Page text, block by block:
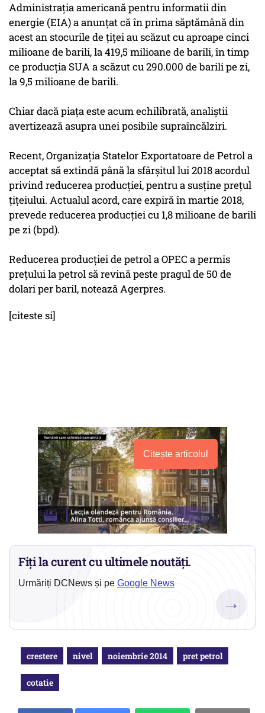
Administraţia americană pentru informatii din
energie (EIA) a anunţat că în prima săptămână din
acest an stocurile de ţiţei au scăzut cu aproape cinci
milioane de barili, la 419,5 milioane de barili, în timp
ce producţia SUA a scăzut cu 290.000 de barili pe zi,
la 9,5 milioane de barili.
Chiar dacă piaţa este acum echilibrată, analiştii
avertizează asupra unei posibile supraîncălziri.
Recent, Organizaţia Statelor Exportatoare de Petrol a
acceptat să extindă până la sfârşitul lui 2018 acordul
privind reducerea producţiei, pentru a susţine preţul
ţiţeiului. Actualul acord, care expiră în martie 2018,
prevede reducerea producţiei cu 1,8 milioane de barili
pe zi (bpd).
Reducerea producţiei de petrol a OPEC a permis
preţului la petrol să revină peste pragul de 50 de
dolari per baril, notează Agerpres.
[citeste si]
Citește articolul
Fiți la curent cu ultimele noutăți.
Urmăriți DCNews și pe Google News
→
crestere nivel noiembrie 2014 pret petrol
cotatie